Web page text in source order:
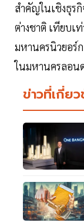
สำคัญในเชิงธุร
ต่างชาติ เทียบเ
มหานครนิวยอร์
ในมหานครลอน
ข่าวที่เกี่ย